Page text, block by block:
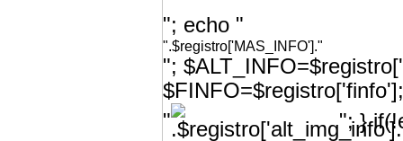
"; echo "
".$registro['MAS_INFO']."
";
"
"; }